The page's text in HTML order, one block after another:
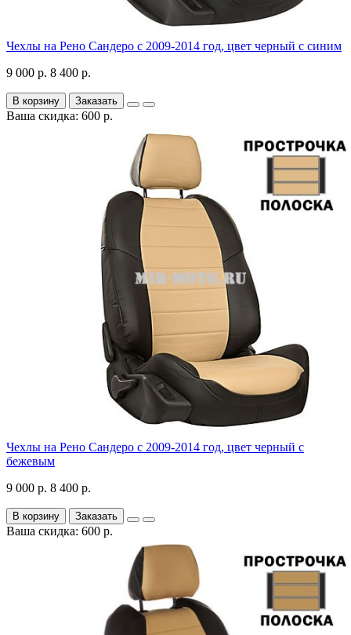
Чехлы на Рено Сандеро с 2009-2014 год, цвет черный с синим
9 000 р. 8 400 р.
В корзину Заказать
Ваша скидка: 600 р.
Чехлы на Рено Сандеро с 2009-2014 год, цвет черный с
бежевым
9 000 р. 8 400 р.
В корзину Заказать
Ваша скидка: 600 р.